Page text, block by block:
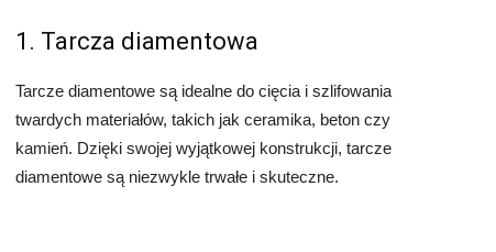
1. Tarcza diamentowa
Tarcze diamentowe są idealne do cięcia i szlifowania
twardych materiałów, takich jak ceramika, beton czy
kamień. Dzięki swojej wyjątkowej konstrukcji, tarcze
diamentowe są niezwykle trwałe i skuteczne.